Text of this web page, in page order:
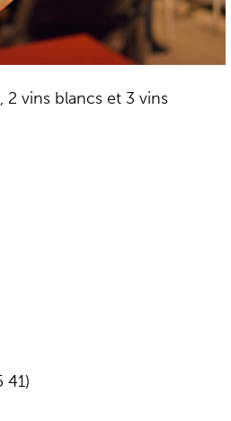
vins blancs et 3 vins
41)